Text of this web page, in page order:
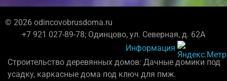
© 2026 odincovobrusdoma.ru
+7 921 027-89-78; Одинцово, ул. Северная, д. 62А
Информация
Строительство деревянных домов: Дачные домики под
усадку, каркасные дома под ключ для пмж.